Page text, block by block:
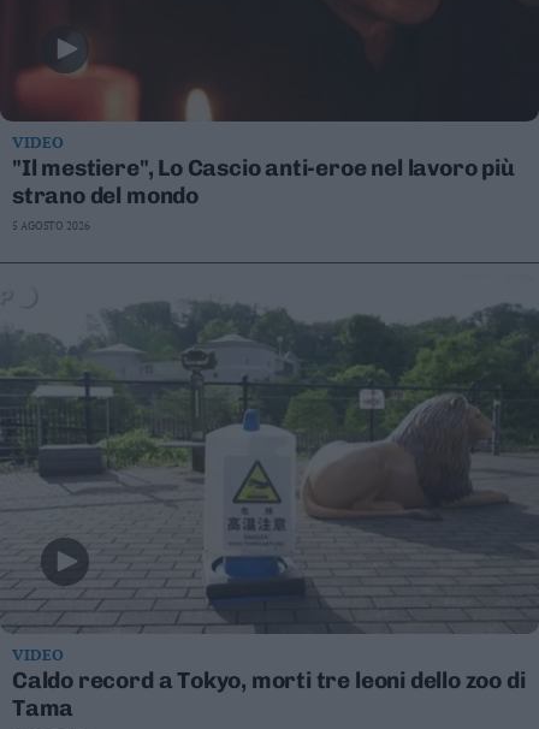
VIDEO
"Il mestiere", Lo Cascio anti-eroe nel lavoro più
strano del mondo
5 AGOSTO 2026
VIDEO
Caldo record a Tokyo, morti tre leoni dello zoo di
Tama